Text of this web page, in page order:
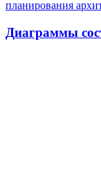
планирования
Диаграммы